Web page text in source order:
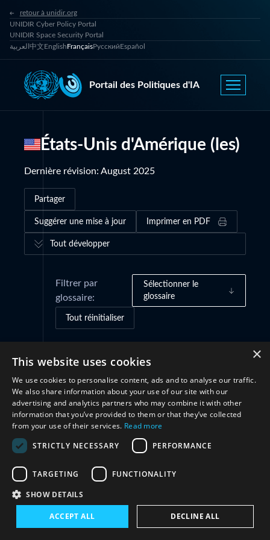
retour à unidir.org
UNIDIR Cyber Policy Portal
UNIDIR Space Security Portal
العربية 中文EnglishFrançaisРусскийEspañol
Portail des Politiques d'IA
États-Unis d'Amérique (les)
Dernière révision: August 2025
Partager
Suggérer une mise à jour Imprimer en PDF
Tout développer
Filtrer par
glossaire:
Sélectionner le
glossaire
Tout réinitialiser
Cadres de gouvernance
Pratiques et initiatives (3)
Structures (6)
×
This website uses cookies
We use cookies to personalise content, ads and to analyse our traffic.
We also share information about your use of our site with our
advertising and analytics partners who may combine it with other
information that you’ve provided to them or that they’ve collected
from your use of their services. Read more
STRICTLY NECESSARY
PERFORMANCE
TARGETING FUNCTIONALITY
SHOW DETAILS
ACCEPT ALL DECLINE ALL